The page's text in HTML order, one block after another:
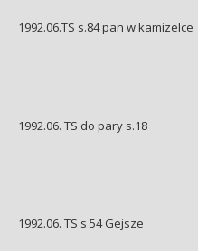
1992.06.TS s.84 pan w kamizelce
1992.06. TS do pary s.18
1992.06. TS s 54 Gejsze